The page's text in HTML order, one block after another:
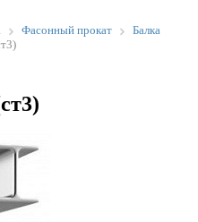
Фасонный прокат
Балка